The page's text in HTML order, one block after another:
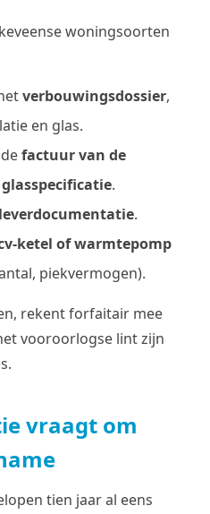
woningsoorten
verbouwingsdossier,
en glas.
factuur van de
glasspecificatie.
.
ketel of warmtepomp
piekvermogen).
rekent forfaitair mee
vooroorlogse lint zijn
vraagt om
tien jaar al eens